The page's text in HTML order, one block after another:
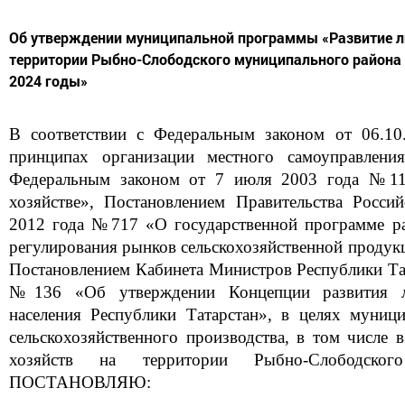
Об утверждении муниципальной программы «Развитие
территории Рыбно-Слободского муниципального
2024 годы»
В соответствии с Федеральным законом от
принципах организации местного
Федеральным законом от 7 июля 2003 года
хозяйстве», Постановлением Правительства
2012 года №717 «О государственной программе
регулирования рынков сельскохозяйственной
Постановлением Кабинета Министров Республики
№136 «Об утверждении Концепции развития
населения Республики Татарстан», в целях
сельскохозяйственного производства, в том
хозяйств на территории Рыбно-
ПОСТАНОВЛЯЮ: